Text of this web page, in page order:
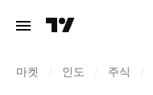
마켓 인도 주식